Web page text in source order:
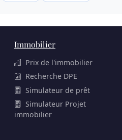
Immobilier
Prix de l'immobilier
Recherche DPE
Simulateur de prêt
Simulateur Projet
immobilier